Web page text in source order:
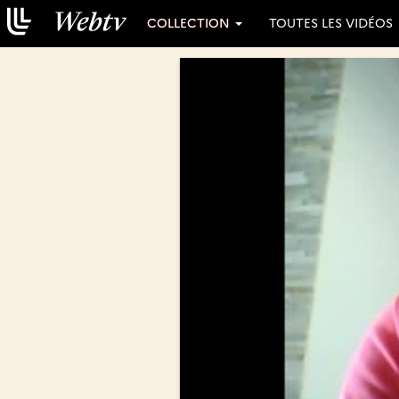
COLLECTION TOUTES LES VIDÉOS